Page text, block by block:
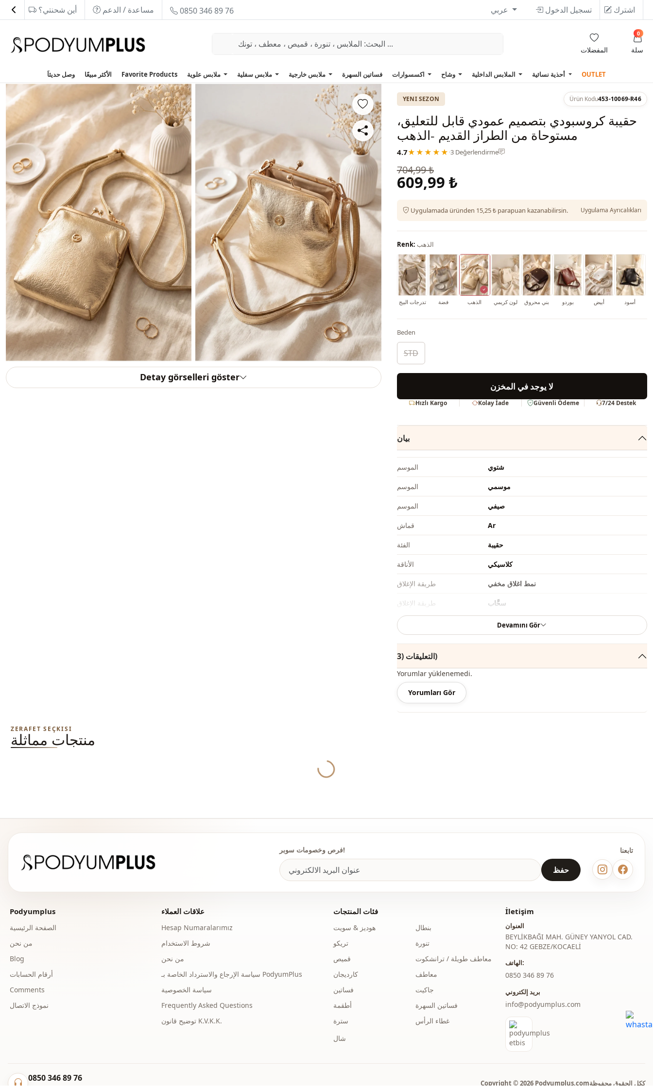
أين شحنتي؟ مساعدة / الدعم 0850 346 89 76 تسجيل الدخول اشترك
المفضلات سلة
0
وصل حديثاَ الأكثر مبيعًا Favorite Products ملابس علوية ملابس سفلية ملابس خارجية فساتين السهرة OUTLET
Detay görselleri göster
YENI SEZON Ürün Kodu453-10069-R46
حقيبة كروسبودي بتصميم عمودي قابل للتعليق،
مستوحاة من الطراز القديم -الذهب
4.7★★★★★ ·3 Değerlendirme
704,99 ₺
609,99 ₺
Uygulamada üründen 15,25 ₺ parapuan kazanabilirsin. Uygulama Ayrıcalıkları
Renk: الذهب
تدرجات البيج فضة الذهب لون كريمي بني محروق بوردو أبيض أسود
Beden
STD
لا يوجد في المخزن
Hızlı Kargo Kolay İade Güvenli Ödeme 7/24 Destek
بيان
الموسم شتوي
الموسم موسمي
الموسم صيفي
قماش Ar
الفئة حقيبة
الأناقة كلاسيكي
طريقة الإغلاق نمط اغلاق مخفي
طريقة الإغلاق سحَّاب
طريقة الإغلاق
تفاصيل سحاب
الاستخدام
Devamını Gör
التعليقات (3)
Yorumlar yüklenemedi.
Yorumları Gör
ZERAFET SEÇKISI
منتجات مماثلة Yukleniyor...
فرص وخصومات سوبر!
حفظ
تابعنا
Podyumplus
الصفحة الرئيسية
من نحن
Blog
أرقام الحسابات
Comments
نموذج الاتصال
علاقات العملاء
Hesap Numaralarımız
شروط الاستخدام
من نحن
سياسة الإرجاع والاسترداد الخاصة بـ PodyumPlus
سياسة الخصوصية
Frequently Asked Questions
توضيح قانون K.V.K.K.
فئات المنتجات
هوديز & سويت
تريكو
قميص
كارديجان
فساتين
أطقمة
سترة
بنطال
تنورة
معاطف طويلة / ترانشكوت
معاطف
جاكيت
فساتين السهرة
غطاء الرأس
شال
İletişim
العنوان
BEYLİKBAĞI MAH. GÜNEY YANYOL CAD.
NO: 42 GEBZE/KOCAELİ
الهاتف:
‎0850 346 89 76
بريد إلكتروني
info@podyumplus.com
0850 346 89 76
Copyright © 2026 Podyumplus.comككل الحقوق محفوظة